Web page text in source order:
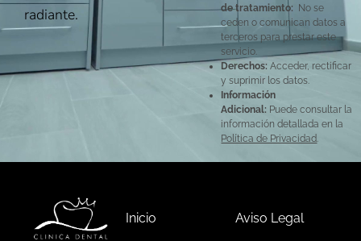
radiante.
de tratamiento:
No se
ceden o comunican datos a
terceros para prestar este
servicio.
Derechos: Acceder, rectificar
y suprimir los datos.
Información
Adicional: Puede consultar la
información detallada en la
Política de Privacidad.
Inicio Aviso Legal